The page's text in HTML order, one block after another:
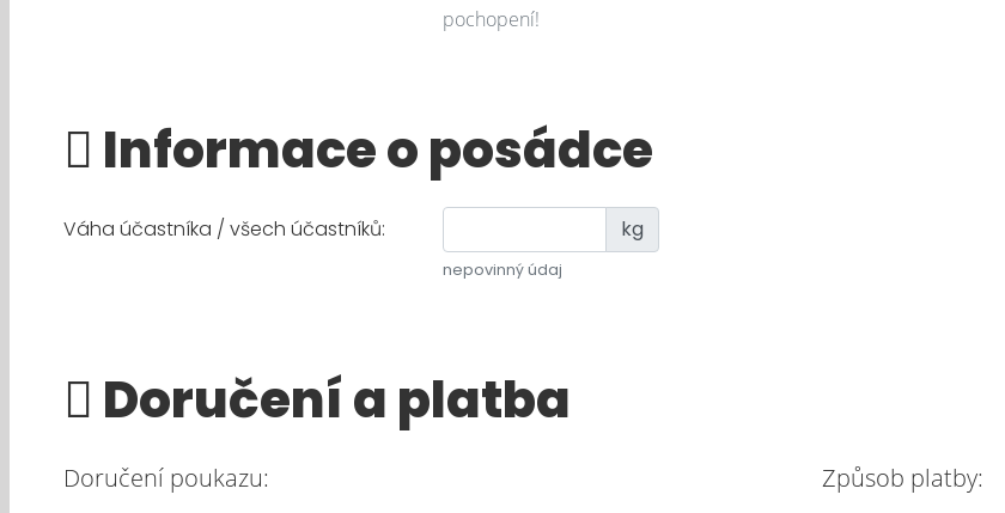
pochopení!
Informace o posádce
Váha účastníka / všech účastníků: kg
nepovinný údaj
Doručení a platba
Doručení poukazu: Způsob platby: